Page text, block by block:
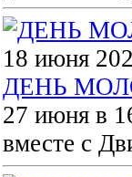
18 июня
ДЕНЬ
27 июня в
вместе с